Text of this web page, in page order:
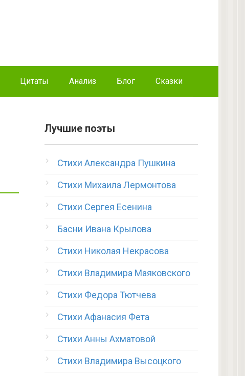
Цитаты Анализ Блог Сказки
Лучшие поэты
Стихи Александра Пушкина
Стихи Михаила Лермонтова
Стихи Сергея Есенина
Басни Ивана Крылова
Стихи Николая Некрасова
Стихи Владимира Маяковского
Стихи Федора Тютчева
Стихи Афанасия Фета
Стихи Анны Ахматовой
Стихи Владимира Высоцкого